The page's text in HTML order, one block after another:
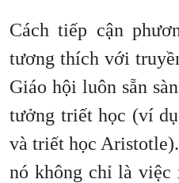
Cách tiếp cận
tương thích với
Giáo hội luôn sẵn
tưởng triết học (ví
và triết học
nó không chỉ là việc